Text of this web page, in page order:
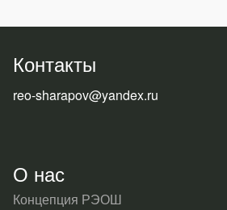
Контакты
reo-sharapov@yandex.ru
О нас
Концепция РЭОШ